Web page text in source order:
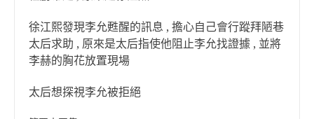
徐江熙發現李允甦醒的訊息 , 擔心自己會行蹤拜陋巷
太后求助 , 原來是太后指使他阻止李允找證據 , 並將
李赫的胸花放置現場
太后想探視李允被拒絕